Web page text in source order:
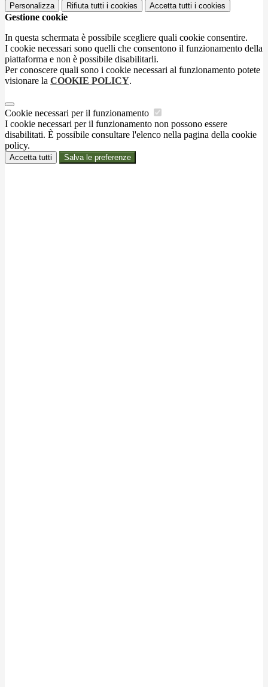
Personalizza Rifiuta tutti i cookies Accetta tutti i cookies
Gestione cookie
In questa schermata è possibile scegliere quali cookie consentire.
I cookie necessari sono quelli che consentono il funzionamento della
piattaforma e non è possibile disabilitarli.
Per conoscere quali sono i cookie necessari al funzionamento potete
visionare la COOKIE POLICY.
Cookie necessari per il funzionamento
I cookie necessari per il funzionamento non possono essere
disabilitati. È possibile consultare l'elenco nella pagina della cookie
policy.
Accetta tutti Salva le preferenze